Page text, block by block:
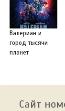
Валериан и
город тысячи
планет
Сайт